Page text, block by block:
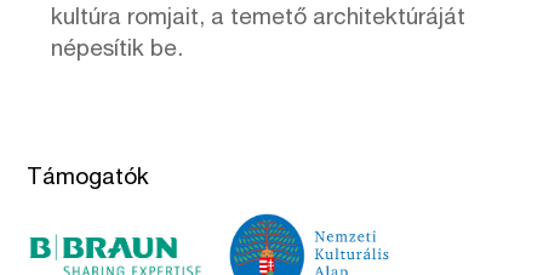
kultúra romjait, a temető architektúráját
népesítik be.
Támogatók